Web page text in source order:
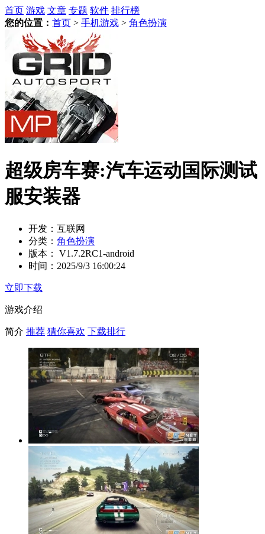
首页 游戏 文章 专题 软件 排行榜
您的位置： 首页 > 手机游戏 > 角色扮演
超级房车赛:汽车运动国际测试
服安装器
开发： 互联网
分类： 角色扮演
版本：
V1.7.2RC1-android
时间： 2025/9/3 16:00:24
立即下载
游戏介绍
简介 推荐 猜你喜欢 下载排行